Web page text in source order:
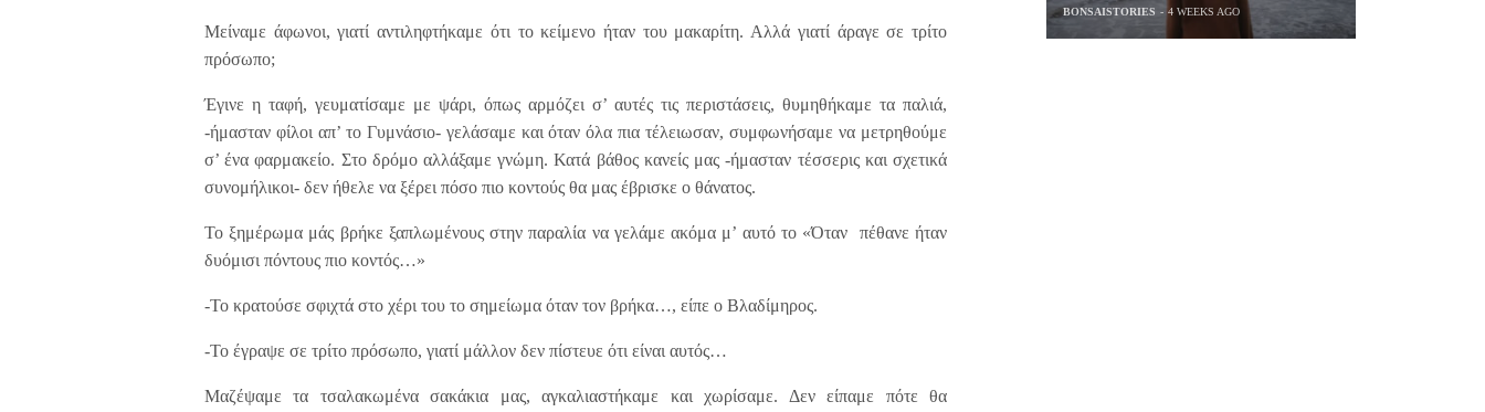
Μείναμε άφωνοι, γιατί αντιληφτήκαμε ότι το κείμενο ήταν του μακαρίτη. Αλλά γιατί άραγε σε τρίτο
πρόσωπο;
Έγινε η ταφή, γευματίσαμε με ψάρι, όπως αρμόζει σ’ αυτές τις περιστάσεις, θυμηθήκαμε τα παλιά,
-ήμασταν φίλοι απ’ το Γυμνάσιο- γελάσαμε και όταν όλα πια τέλειωσαν, συμφωνήσαμε να μετρηθούμε
σ’ ένα φαρμακείο. Στο δρόμο αλλάξαμε γνώμη. Κατά βάθος κανείς μας -ήμασταν τέσσερις και σχετικά
συνομήλικοι- δεν ήθελε να ξέρει πόσο πιο κοντούς θα μας έβρισκε ο θάνατος.
Το ξημέρωμα μάς βρήκε ξαπλωμένους στην παραλία να γελάμε ακόμα μ’ αυτό το «Όταν πέθανε ήταν
δυόμισι πόντους πιο κοντός…»
-Το κρατούσε σφιχτά στο χέρι του το σημείωμα όταν τον βρήκα…, είπε ο Βλαδίμηρος.
-Το έγραψε σε τρίτο πρόσωπο, γιατί μάλλον δεν πίστευε ότι είναι αυτός…
Μαζέψαμε τα τσαλακωμένα σακάκια μας, αγκαλιαστήκαμε και χωρίσαμε. Δεν είπαμε πότε θα
BONSAISTORIES 4 WEEKS AGO